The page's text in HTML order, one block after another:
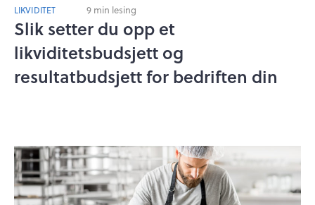
LIKVIDITET 9 min lesing
Slik setter du opp et
likviditetsbudsjett og
resultatbudsjett for bedriften din